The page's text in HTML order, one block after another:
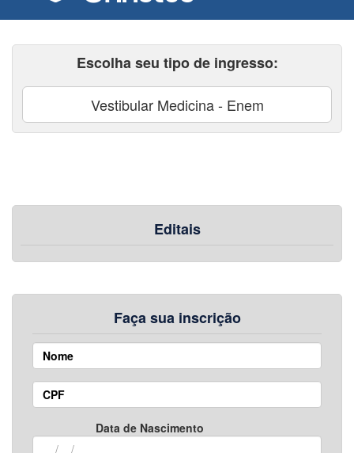
Escolha seu tipo de ingresso:
Vestibular Medicina - Enem
Editais
Faça sua inscrição
Data de Nascimento